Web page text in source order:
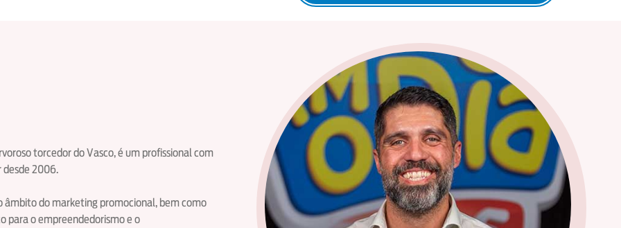
torcedor do Vasco, é um profissional com
desde 2006.
âmbito do marketing promocional, bem como
para o empreendedorismo e o